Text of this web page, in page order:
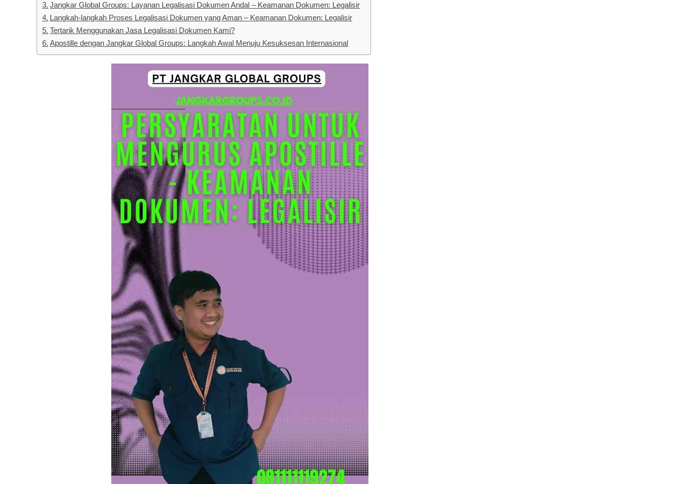
Jangkar Global Groups: Layanan Legalisasi Dokumen Andal – Keamanan Dokumen: Legalisir
Langkah-langkah Proses Legalisasi Dokumen yang Aman – Keamanan Dokumen: Legalisir
Tertarik Menggunakan Jasa Legalisasi Dokumen Kami?
Apostille dengan Jangkar Global Groups: Langkah Awal Menuju Kesuksesan Internasional